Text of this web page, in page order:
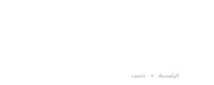
الرئيسية » تصيب